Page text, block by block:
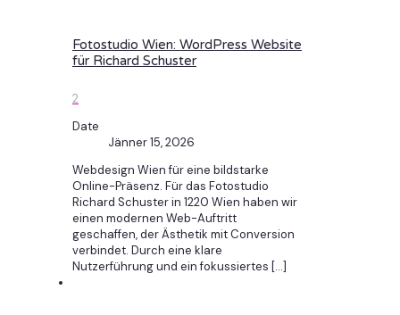
Fotostudio Wien: WordPress Website
für Richard Schuster
2
Date
Jänner 15, 2026
Webdesign Wien für eine bildstarke
Online-Präsenz. Für das Fotostudio
Richard Schuster in 1220 Wien haben wir
einen modernen Web-Auftritt
geschaffen, der Ästhetik mit Conversion
verbindet. Durch eine klare
Nutzerführung und ein fokussiertes […]